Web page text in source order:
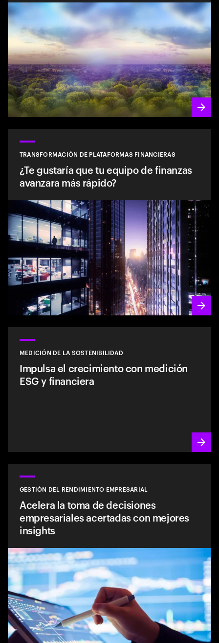
TRANSFORMACIÓN DE PLATAFORMAS FINANCIERAS
¿Te gustaría que tu equipo de finanzas
avanzara más rápido?
MEDICIÓN DE LA SOSTENIBILIDAD
Impulsa el crecimiento con medición
ESG y financiera
GESTIÓN DEL RENDIMIENTO EMPRESARIAL
Acelera la toma de decisiones
empresariales acertadas con mejores
insights